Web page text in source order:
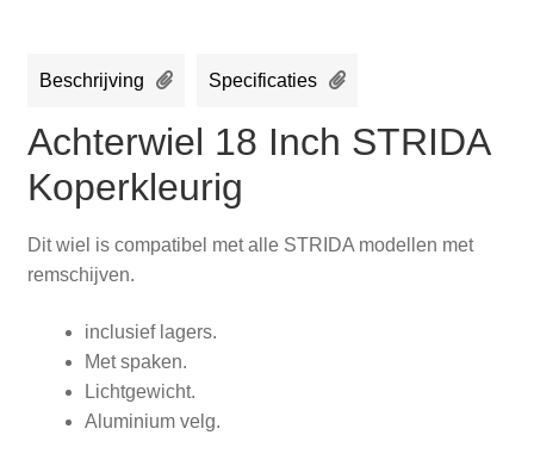
Beschrijving Specificaties
Achterwiel 18 Inch STRIDA
Koperkleurig
Dit wiel is compatibel met alle STRIDA modellen met
remschijven.
inclusief lagers.
Met spaken.
Lichtgewicht.
Aluminium velg.